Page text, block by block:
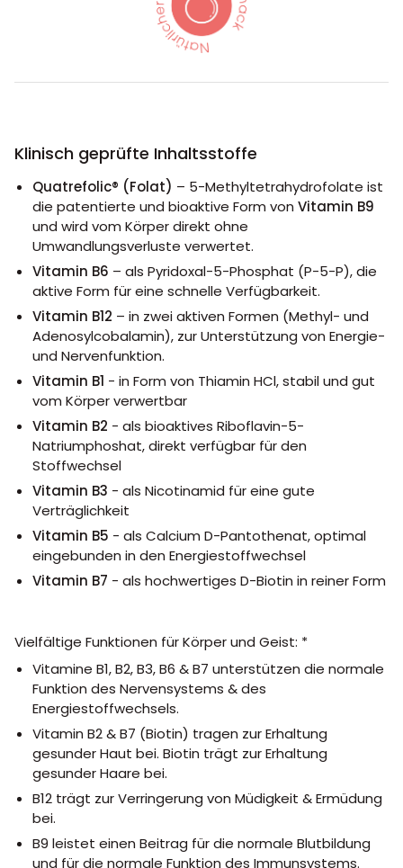
Klinisch geprüfte Inhaltsstoffe
Quatrefolic® (Folat) – 5-Methyltetrahydrofolate ist
die patentierte und bioaktive Form von Vitamin B9
und wird vom Körper direkt ohne
Umwandlungsverluste verwertet.
Vitamin B6 – als Pyridoxal-5-Phosphat (P-5-P), die
aktive Form für eine schnelle Verfügbarkeit.
Vitamin B12 – in zwei aktiven Formen (Methyl- und
Adenosylcobalamin), zur Unterstützung von Energie-
und Nervenfunktion.
Vitamin B1 - in Form von Thiamin HCl, stabil und gut
vom Körper verwertbar
Vitamin B2 - als bioaktives Riboflavin-5-
Natriumphoshat, direkt verfügbar für den
Stoffwechsel
Vitamin B3 - als Nicotinamid für eine gute
Verträglichkeit
Vitamin B5 - als Calcium D-Pantothenat, optimal
eingebunden in den Energiestoffwechsel
Vitamin B7 - als hochwertiges D-Biotin in reiner Form
Vielfältige Funktionen für Körper und Geist: *
Vitamine B1, B2, B3, B6 & B7 unterstützen die normale
Funktion des Nervensystems & des
Energiestoffwechsels.
Vitamin B2 & B7 (Biotin) tragen zur Erhaltung
gesunder Haut bei. Biotin trägt zur Erhaltung
gesunder Haare bei.
B12 trägt zur Verringerung von Müdigkeit & Ermüdung
bei.
B9 leistet einen Beitrag für die normale Blutbildung
und für die normale Funktion des Immunsystems.